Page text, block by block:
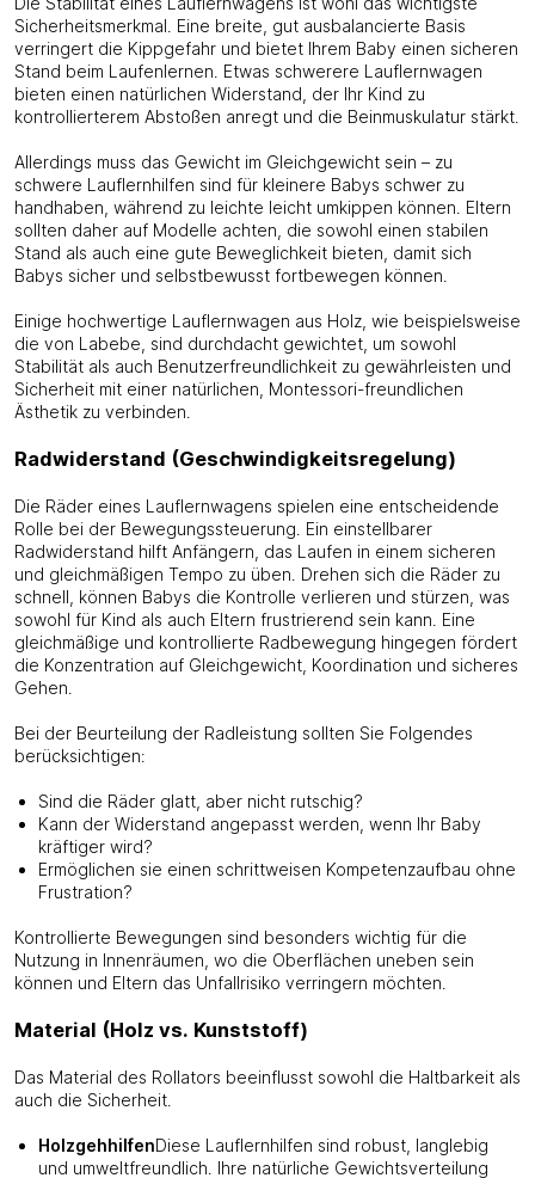
Sicherheitsmerkmal. Eine breite, gut ausbalancierte Basis
verringert die Kippgefahr und bietet Ihrem Baby einen sicheren
Stand beim Laufenlernen. Etwas schwerere Lauflernwagen
bieten einen natürlichen Widerstand, der Ihr Kind zu
kontrollierterem Abstoßen anregt und die Beinmuskulatur stärkt.
Allerdings muss das Gewicht im Gleichgewicht sein – zu
schwere Lauflernhilfen sind für kleinere Babys schwer zu
handhaben, während zu leichte leicht umkippen können. Eltern
sollten daher auf Modelle achten, die sowohl einen stabilen
Stand als auch eine gute Beweglichkeit bieten, damit sich
Babys sicher und selbstbewusst fortbewegen können.
Einige hochwertige Lauflernwagen aus Holz, wie beispielsweise
die von Labebe, sind durchdacht gewichtet, um sowohl
Stabilität als auch Benutzerfreundlichkeit zu gewährleisten und
Sicherheit mit einer natürlichen, Montessori-freundlichen
Ästhetik zu verbinden.
Radwiderstand (Geschwindigkeitsregelung)
Die Räder eines Lauflernwagens spielen eine entscheidende
Rolle bei der Bewegungssteuerung. Ein einstellbarer
Radwiderstand hilft Anfängern, das Laufen in einem sicheren
und gleichmäßigen Tempo zu üben. Drehen sich die Räder zu
schnell, können Babys die Kontrolle verlieren und stürzen, was
sowohl für Kind als auch Eltern frustrierend sein kann. Eine
gleichmäßige und kontrollierte Radbewegung hingegen fördert
die Konzentration auf Gleichgewicht, Koordination und sicheres
Gehen.
Bei der Beurteilung der Radleistung sollten Sie Folgendes
berücksichtigen:
Sind die Räder glatt, aber nicht rutschig?
Kann der Widerstand angepasst werden, wenn Ihr Baby
kräftiger wird?
Ermöglichen sie einen schrittweisen Kompetenzaufbau ohne
Frustration?
Kontrollierte Bewegungen sind besonders wichtig für die
Nutzung in Innenräumen, wo die Oberflächen uneben sein
können und Eltern das Unfallrisiko verringern möchten.
Material (Holz vs. Kunststoff)
Das Material des Rollators beeinflusst sowohl die Haltbarkeit als
auch die Sicherheit.
HolzgehhilfenDiese Lauflernhilfen sind robust, langlebig
und umweltfreundlich. Ihre natürliche Gewichtsverteilung